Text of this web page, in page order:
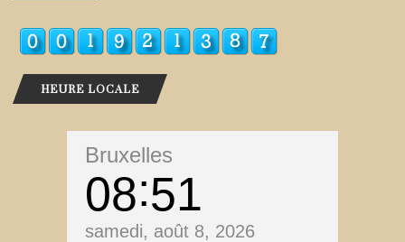
HEURE LOCALE
Bruxelles
08 51
samedi, août 8, 2026